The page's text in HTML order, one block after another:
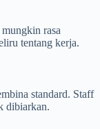
rasa
tentang kerja.
standard. Staff
dibiarkan.